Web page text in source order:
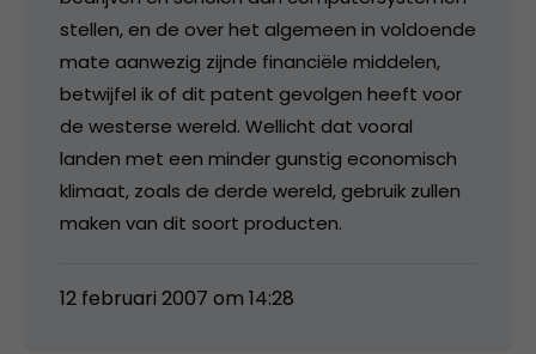
stellen, en de over het algemeen in voldoende
mate aanwezig zijnde financiële middelen,
betwijfel ik of dit patent gevolgen heeft voor
de westerse wereld. Wellicht dat vooral
landen met een minder gunstig economisch
klimaat, zoals de derde wereld, gebruik zullen
maken van dit soort producten.
12 februari 2007 om 14:28